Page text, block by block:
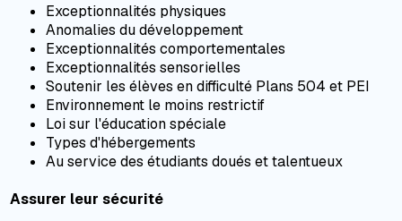
Exceptionnalités physiques
Anomalies du développement
Exceptionnalités comportementales
Exceptionnalités sensorielles
Soutenir les élèves en difficulté Plans 504 et PEI
Environnement le moins restrictif
Loi sur l'éducation spéciale
Types d'hébergements
Au service des étudiants doués et talentueux
Assurer leur sécurité